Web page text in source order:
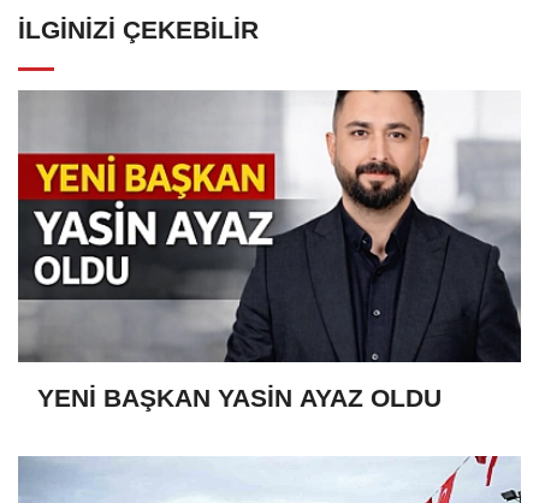
İLGINIZI ÇEKEBILIR
YENİ BAŞKAN YASİN AYAZ OLDU